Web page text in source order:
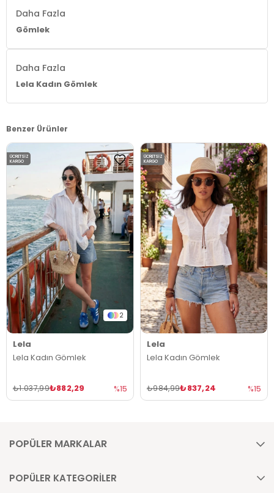
Daha Fazla
Gömlek
Daha Fazla
Lela Kadın Gömlek
Benzer Ürünler
2
Lela
Lela Kadın Gömlek
₺882,29
₺1.037,99 %15
ÜCRETSIZ
KARGO
Lela
Lela Kadın Gömlek
₺837,24
₺984,99 %15
ÜCRETSIZ
KARGO
POPÜLER MARKALAR
POPÜLER KATEGORİLER